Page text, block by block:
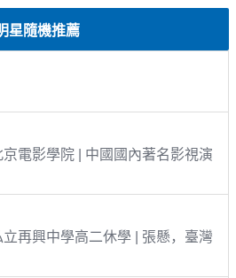
星隨機推薦
電影學院 | 中國國內著名影視演
再興中學高二休學 | 張懸，臺灣